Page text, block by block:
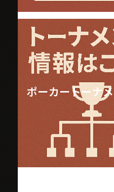
ポーカートーナ